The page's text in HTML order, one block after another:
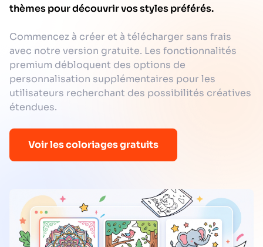
thèmes pour découvrir vos styles préférés.
Commencez à créer et à télécharger sans frais
avec notre version gratuite. Les fonctionnalités
premium débloquent des options de
personnalisation supplémentaires pour les
utilisateurs recherchant des possibilités créatives
étendues.
Voir les coloriages gratuits